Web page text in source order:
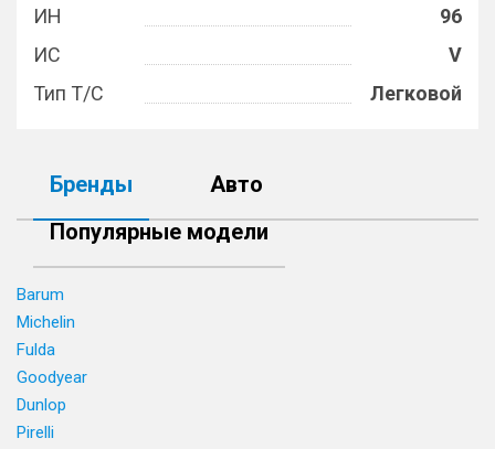
ИН
96
ИС
V
Тип Т/С
Легковой
Бренды
Авто
Популярные модели
Barum
Michelin
Fulda
Goodyear
Dunlop
Pirelli